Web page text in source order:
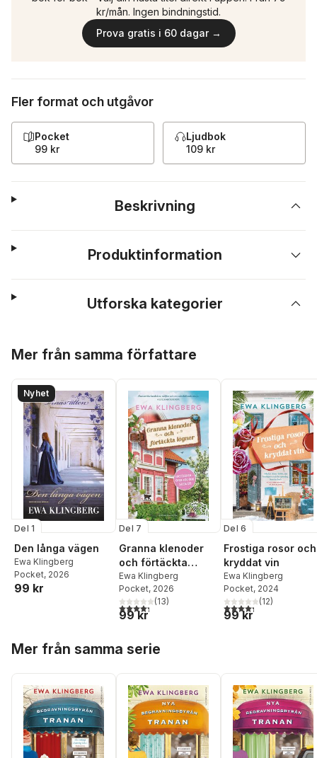
kr/mån. Ingen bindningstid.
Prova gratis i 60 dagar →
Fler format och utgåvor
Pocket
99 kr
Ljudbok
109 kr
Beskrivning
Produktinformation
Utforska kategorier
Mer från samma författare
Nyhet
Del 1
Den långa vägen
Ewa Klingberg
Pocket, 2026
99 kr
Del 7
Granna klenoder
och förtäckta
lögner
Ewa Klingberg
Pocket, 2026
4,3utav 5 stjärnor. Totalt antal röster:
(13)
99 kr
Del 6
Frostiga rosor och
kryddat vin
Ewa Klingberg
Pocket, 2024
4,3utav 5 stjärnor.
(12)
99 kr
Mer från samma serie